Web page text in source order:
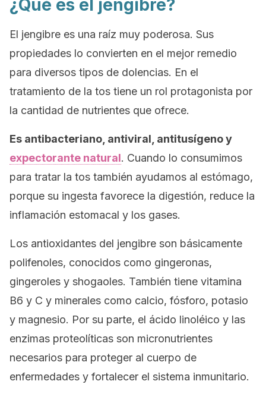
¿Qué es el jengibre?
El jengibre es una raíz muy poderosa. Sus
propiedades lo convierten en el mejor remedio
para diversos tipos de dolencias. En el
tratamiento de la tos tiene un rol protagonista por
la cantidad de nutrientes que ofrece.
Es antibacteriano, antiviral, antitusígeno y
expectorante natural. Cuando lo consumimos
para tratar la tos también ayudamos al estómago,
porque su ingesta favorece la digestión, reduce la
inflamación estomacal y los gases.
Los antioxidantes del jengibre son básicamente
polifenoles, conocidos como gingeronas,
gingeroles y shogaoles. También tiene vitamina
B6 y C y minerales como calcio, fósforo, potasio
y magnesio. Por su parte, el ácido linoléico y las
enzimas proteolíticas son micronutrientes
necesarios para proteger al cuerpo de
enfermedades y fortalecer el sistema inmunitario.